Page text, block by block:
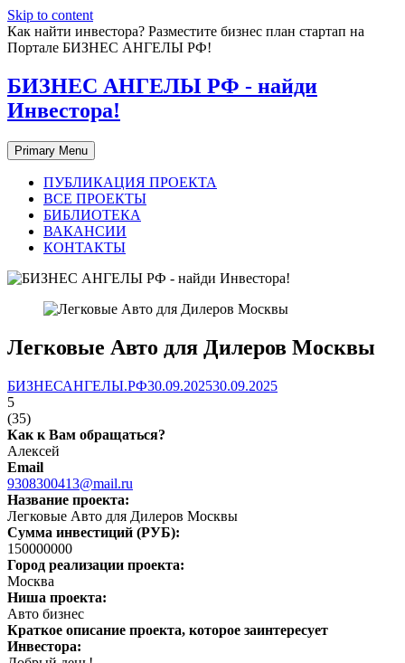
Skip to content
Как найти инвестора? Разместите бизнес план стартап на
Портале БИЗНЕС АНГЕЛЫ РФ!
БИЗНЕС АНГЕЛЫ РФ - найди
Инвестора!
Primary Menu
ПУБЛИКАЦИЯ ПРОЕКТА
ВСЕ ПРОЕКТЫ
БИБЛИОТЕКА
ВАКАНСИИ
КОНТАКТЫ
Легковые Авто для Дилеров Москвы
БИЗНЕСАНГЕЛЫ.РФ30.09.202530.09.2025
5
(35)
Как к Вам обращаться?
Алексей
Email
9308300413@mail.ru
Название проекта:
Легковые Авто для Дилеров Москвы
Сумма инвестиций (РУБ):
150000000
Город реализации проекта:
Москва
Ниша проекта:
Авто бизнес
Краткое описание проекта, которое заинтересует
Инвестора: